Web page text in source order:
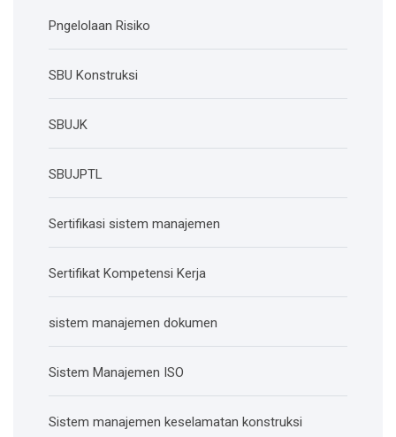
Pngelolaan Risiko
SBU Konstruksi
SBUJK
SBUJPTL
Sertifikasi sistem manajemen
Sertifikat Kompetensi Kerja
sistem manajemen dokumen
Sistem Manajemen ISO
Sistem manajemen keselamatan konstruksi